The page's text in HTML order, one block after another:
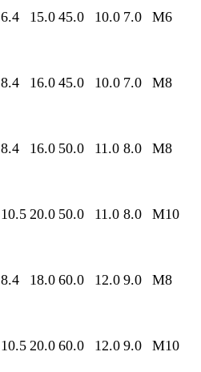
6.4 15.0 45.0 10.0 7.0 М6
8.4 16.0 45.0 10.0 7.0 М8
8.4 16.0 50.0 11.0 8.0 М8
10.5 20.0 50.0 11.0 8.0 М10
8.4 18.0 60.0 12.0 9.0 М8
10.5 20.0 60.0 12.0 9.0 М10